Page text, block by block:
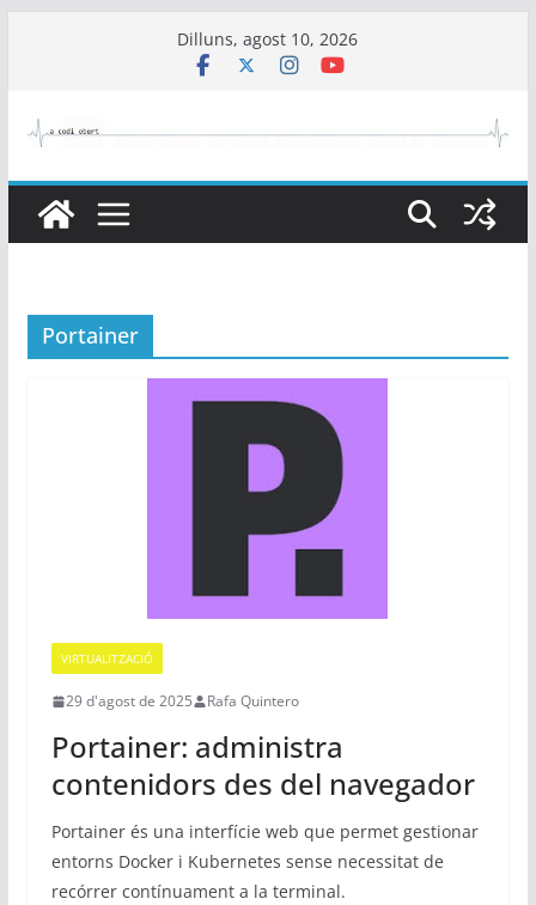
Dilluns, agost 10, 2026
Portainer
VIRTUALITZACIÓ
29 d'agost de 2025 Rafa Quintero
Portainer: administra
contenidors des del navegador
Portainer és una interfície web que permet gestionar
entorns Docker i Kubernetes sense necessitat de
recórrer contínuament a la terminal.